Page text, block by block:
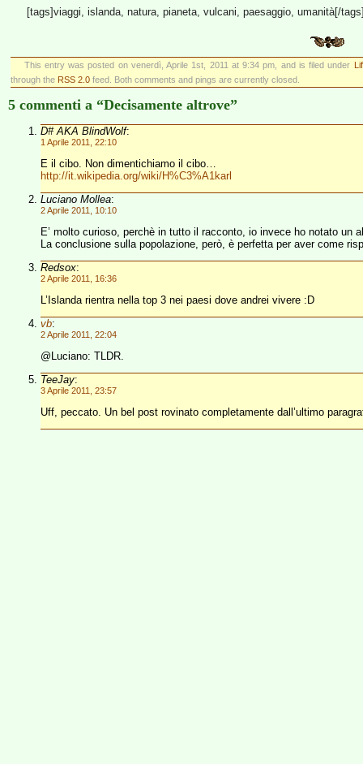
[tags]viaggi, islanda, natura, pianeta, vulcani, paesaggio, umanità[/
This entry was posted on venerdì, Aprile 1st, 2011 at 9:34 pm, and is filed under
through the RSS 2.0 feed. Both comments and pings are currently closed.
5 commenti a “Decisamente altrove”
D# AKA BlindWolf:
1 Aprile 2011, 22:10
E il cibo. Non dimentichiamo il cibo…
http://it.wikipedia.org/wiki/H%C3%A1karl
Luciano Mollea:
2 Aprile 2011, 10:10
E’ molto curioso, perchè in tutto il racconto, io invece ho notato un
La conclusione sulla popolazione, però, è perfetta per aver come
Redsox:
2 Aprile 2011, 16:36
L’Islanda rientra nella top 3 nei paesi dove andrei vivere :D
vb:
2 Aprile 2011, 22:04
@Luciano: TLDR.
TeeJay:
3 Aprile 2011, 23:57
Uff, peccato. Un bel post rovinato completamente dall’ultimo